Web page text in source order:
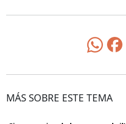
MÁS SOBRE ESTE TEMA